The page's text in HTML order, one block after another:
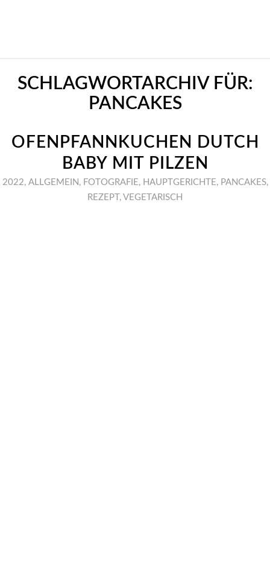
SCHLAGWORTARCHIV FÜR:
PANCAKES
OFENPFANNKUCHEN DUTCH
BABY MIT PILZEN
2022, ALLGEMEIN , FOTOGRAFIE, HAUPTGERICHTE, PANCAKES,
REZEPT , VEGETARISCH